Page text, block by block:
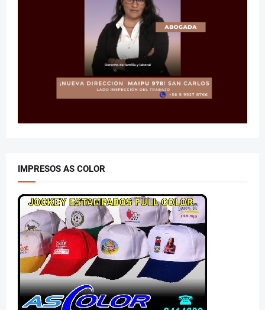
IMPRESOS AS COLOR